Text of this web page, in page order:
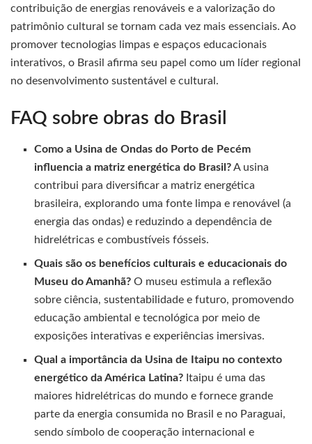
contribuição de energias renováveis e a valorização do
patrimônio cultural se tornam cada vez mais essenciais. Ao
promover tecnologias limpas e espaços educacionais
interativos, o Brasil afirma seu papel como um líder regional
no desenvolvimento sustentável e cultural.
FAQ sobre obras do Brasil
Como a Usina de Ondas do Porto de Pecém
influencia a matriz energética do Brasil?A usina
contribui para diversificar a matriz energética
brasileira, explorando uma fonte limpa e renovável (a
energia das ondas) e reduzindo a dependência de
hidrelétricas e combustíveis fósseis.
Quais são os benefícios culturais e educacionais do
Museu do Amanhã? O museu estimula a reflexão
sobre ciência, sustentabilidade e futuro, promovendo
educação ambiental e tecnológica por meio de
exposições interativas e experiências imersivas.
Qual a importância da Usina de Itaipu no contexto
energético da América Latina? Itaipu é uma das
maiores hidrelétricas do mundo e fornece grande
parte da energia consumida no Brasil e no Paraguai,
sendo símbolo de cooperação internacional e